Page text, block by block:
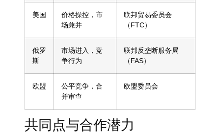
美国
价格操控，市
场兼并
联邦贸易委员会
（FTC）
俄罗
斯
市场进入，竞
争行为
联邦反垄断服务局
（FAS）
欧盟
公平竞争，合
并审查
欧盟委员会
共同点与合作潜力